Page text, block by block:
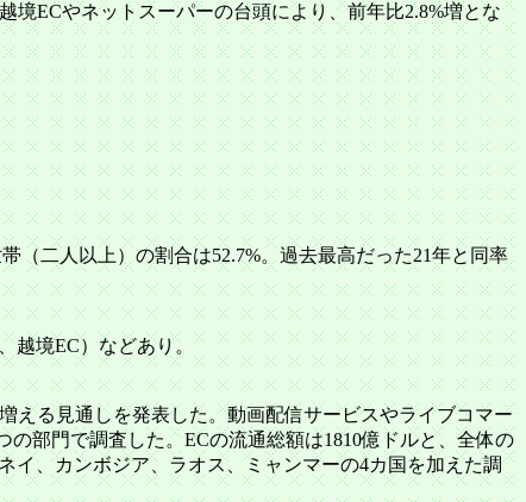
ECやネットスーパーの台頭により、前年比2.8%増とな
（二人以上）の割合は52.7%。過去最高だった21年と同率
越境EC）などあり。
える見通しを発表した。動画配信サービスやライブコマー
部門で調査した。ECの流通総額は1810億ドルと、全体の
イ、カンボジア、ラオス、ミャンマーの4カ国を加えた調